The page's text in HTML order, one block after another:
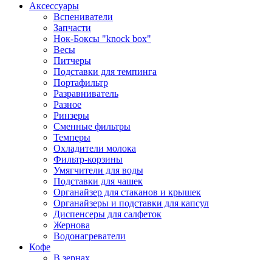
Аксессуары
Вспениватели
Запчасти
Нок-Боксы "knock box"
Весы
Питчеры
Подставки для темпинга
Портафильтр
Разравниватель
Разное
Ринзеры
Сменные фильтры
Темперы
Охладители молока
Фильтр-корзины
Умягчители для воды
Подставки для чашек
Органайзер для стаканов и крышек
Органайзеры и подставки для капсул
Диспенсеры для салфеток
Жернова
Водонагреватели
Кофе